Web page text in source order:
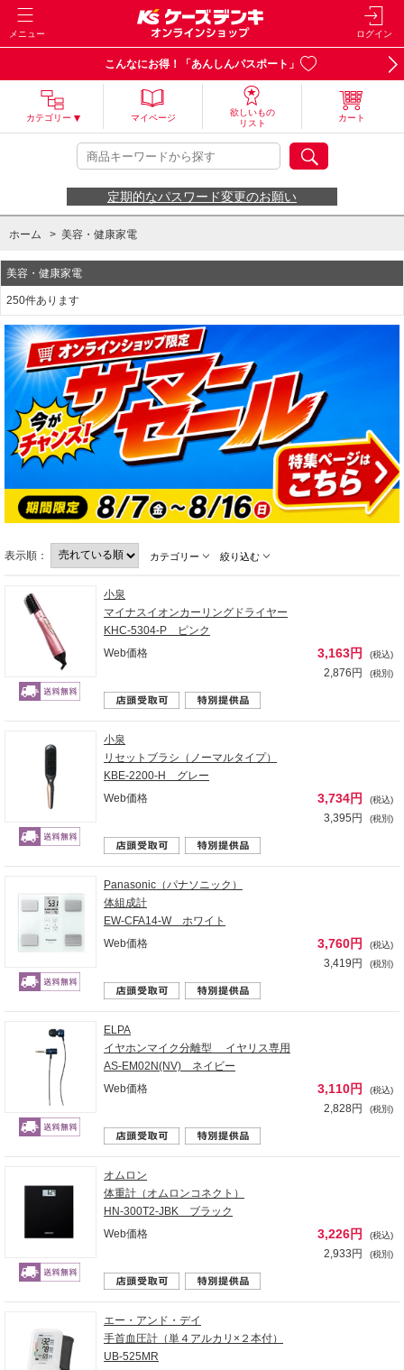
メニュー ログイン
こんなにお得！「あんしんパスポート」
カテゴリー マイページ
欲しいもの
リスト
カート
定期的なパスワード変更のお願い
ホーム > 美容・健康家電
美容・健康家電
250件あります
表示順： カテゴリー 絞り込む
小泉
マイナスイオンカーリングドライヤー
KHC-5304-P ピンク
Web価格
3,163円 (税込)
2,876円 (税別)
小泉
リセットブラシ（ノーマルタイプ）
KBE-2200-H グレー
Web価格
3,734円 (税込)
3,395円 (税別)
Panasonic（パナソニック）
体組成計
EW-CFA14-W ホワイト
Web価格
3,760円 (税込)
3,419円 (税別)
ELPA
イヤホンマイク分離型 イヤリス専用
AS-EM02N(NV) ネイビー
Web価格
3,110円 (税込)
2,828円 (税別)
オムロン
体重計（オムロンコネクト）
HN-300T2-JBK ブラック
Web価格
3,226円 (税込)
2,933円 (税別)
エー・アンド・デイ
手首血圧計（単４アルカリ×２本付）
UB-525MR